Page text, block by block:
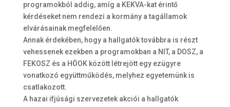
programokból addig, amíg a KEKVA-kat érintő
kérdéseket nem rendezi a kormány a tagállamok
elvárásainak megfelelően.
Annak érdekében, hogy a hallgatók továbbra is részt
vehessenek ezekben a programokban a NIT, a DOSZ, a
FEKOSZ és a HÖOK között létrejött egy ezügyre
vonatkozó együttműködés, melyhez egyetemünk is
csatlakozott.
A hazai ifjúsági szervezetek akciói a hallgatók